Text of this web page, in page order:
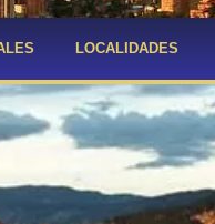
LOCALIDADES